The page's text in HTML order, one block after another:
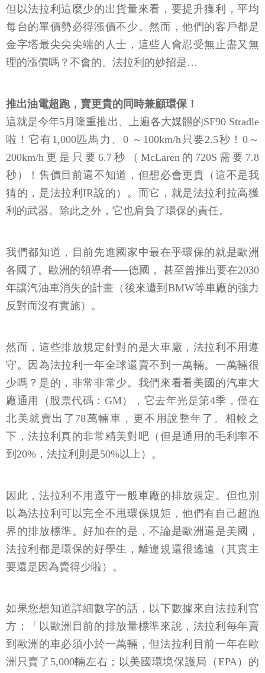
但以法拉利這麼少的出貨量來看，要提升獲利，平均
每台的單價勢必得漲價不少。然而，他們的客戶都是
金字塔最尖尖尖端的人士，這些人會忍受無止盡又無
理的漲價嗎？不會的。法拉利的妙招是…
推出油電超跑，賣更貴的同時兼顧環保！
這就是今年5月隆重推出、上遍各大媒體的SF90 Stradle
啦！它有1,000匹馬力、0 ～100km/h只要2.5秒！0～
200km/h更是只要6.7秒（McLaren的720S需要7.8
秒）！售價目前還不知道，但想必會更貴（這不是我
猜的，是法拉利IR說的）。而它，就是法拉利拉高獲
利的武器。除此之外，它也肩負了環保的責任。
我們都知道，目前先進國家中最在乎環保的就是歐洲
各國了。歐洲的領導者──德國， 甚至曾推出要在2030
年讓汽油車消失的計畫（後來遭到BMW等車廠的強力
反對而沒有實施）。
然而，這些排放規定針對的是大車廠，法拉利不用遵
守。因為法拉利一年全球還賣不到一萬輛。一萬輛很
少嗎？是的，非常非常少。我們來看看美國的汽車大
廠通用（股票代碼：GM），它去年光是第4季，僅在
北美就賣出了78萬輛車，更不用說整年了。相較之
下，法拉利真的非常精美對吧（但是通用的毛利率不
到20%，法拉利則是50%以上）。
因此，法拉利不用遵守一般車廠的排放規定。但也別
以為法拉利可以完全不甩環保規矩，他們有自己超跑
界的排放標準。好加在的是，不論是歐洲還是美國，
法拉利都是環保的好學生，離違規還很遙遠（其實主
要還是因為賣得少啦）。
如果您想知道詳細數字的話，以下數據來自法拉利官
方：「以歐洲目前的排放量標準來說，法拉利每年賣
到歐洲的車必須小於一萬輛，但法拉利目前一年在歐
洲只賣了5,000輛左右；以美國環境保護局（EPA）的